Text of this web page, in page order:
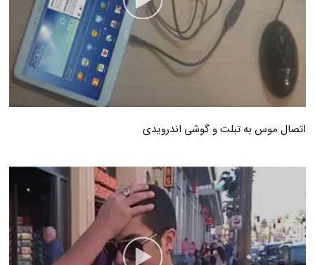
اتصال موس به تبلت و گوشی اندرویدی